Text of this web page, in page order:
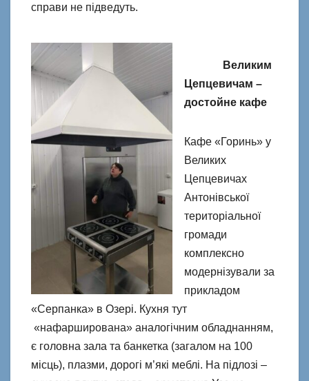
справи не підведуть.
Великим
Цепцевичам –
достойне кафе
Кафе «Горинь» у
Великих
Цепцевичах
Антонівської
територіальної
громади
комплексно
модернізували за
прикладом
«Серпанка» в Озері. Кухня тут
«нафарширована» аналогічним обладнанням,
є головна зала та банкетка (загалом на 100
місць), плазми, дорогі м’які меблі. На підлозі –